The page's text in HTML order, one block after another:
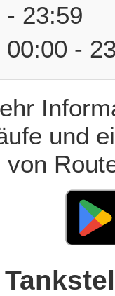
- 23:59
-
und
von